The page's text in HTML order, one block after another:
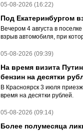
05-08-2026 (16:22)
Под Екатеринбургом
Вечером 4 августа в
взрыв автомобиля, при
05-08-2026 (09:39)
На время визита
бензин на десятки
В Красноярск 3 июля
время на десятки рублей.
05-08-2026 (09:14)
Более полумесяца